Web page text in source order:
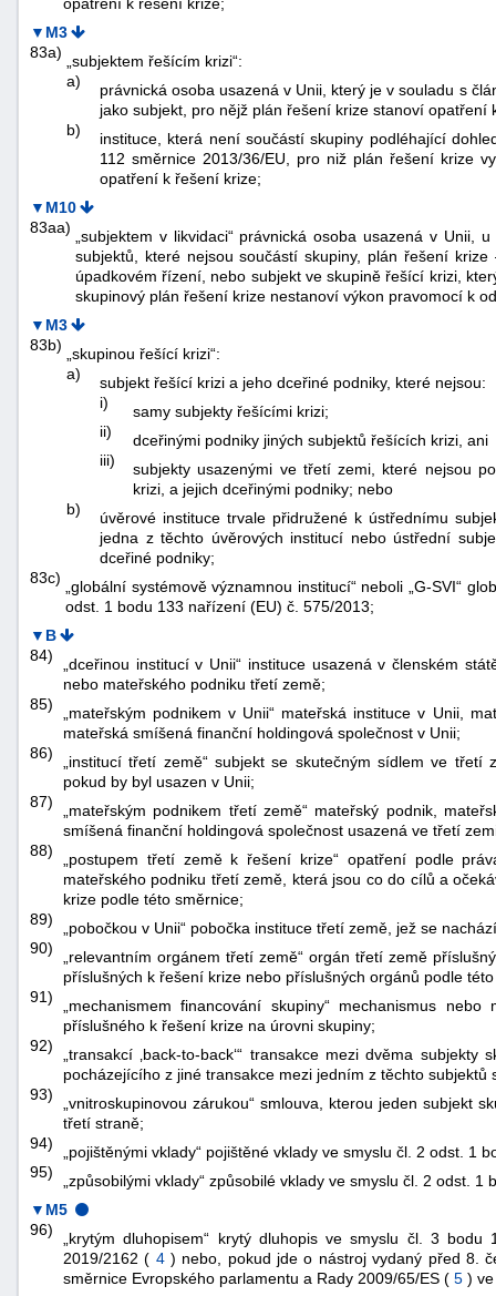
▼M3
83a)
„subjektem řešícím krizi“:
a)
právnická osoba usazená v Unii, který je v souladu s
jako subjekt, pro nějž plán řešení krize stanoví opatření
b)
instituce, která není součástí skupiny podléhající
112 směrnice 2013/36/EU, pro niž plán řešení krize
opatření k řešení krize;
▼M10
83aa)
„subjektem v likvidaci“ právnická osoba usazená v
subjektů, které nejsou součástí skupiny, plán řešení
úpadkovém řízení, nebo subjekt ve skupině řešící krizi,
skupinový plán řešení krize nestanoví výkon pravomocí k
▼M3
83b)
„skupinou řešící krizi“:
a)
subjekt řešící krizi a jeho dceřiné podniky, které nejsou:
i)
samy subjekty řešícími krizi;
ii)
dceřinými podniky jiných subjektů řešících krizi, ani
iii)
subjekty usazenými ve třetí zemi, které nejsou
krizi, a jejich dceřinými podniky; nebo
b)
úvěrové instituce trvale přidružené k ústřednímu
jedna z těchto úvěrových institucí nebo ústřední
dceřiné podniky;
83c)
„globální systémově významnou institucí“ neboli „G-SVI“
odst. 1 bodu 133 nařízení (EU) č. 575/2013;
▼B
84)
„dceřinou institucí v Unii“ instituce usazená v členském
nebo mateřského podniku třetí země;
85)
„mateřským podnikem v Unii“ mateřská instituce v Unii,
mateřská smíšená finanční holdingová společnost v Unii;
86)
„institucí třetí země“ subjekt se skutečným sídlem ve
pokud by byl usazen v Unii;
87)
„mateřským podnikem třetí země“ mateřský podnik,
smíšená finanční holdingová společnost usazená ve třetí
88)
„postupem třetí země k řešení krize“ opatření podle
mateřského podniku třetí země, která jsou co do cílů a
krize podle této směrnice;
89)
„pobočkou v Unii“ pobočka instituce třetí země, jež se
90)
„relevantním orgánem třetí země“ orgán třetí země
příslušných k řešení krize nebo příslušných orgánů podle
91)
„mechanismem financování skupiny“ mechanismus
příslušného k řešení krize na úrovni skupiny;
92)
„transakcí ‚back-to-back‘“ transakce mezi dvěma
pocházejícího z jiné transakce mezi jedním z těchto subjektů
93)
„vnitroskupinovou zárukou“ smlouva, kterou jeden subjekt
třetí straně;
94)
„pojištěnými vklady“ pojištěné vklady ve smyslu čl. 2 odst. 1
95)
„způsobilými vklady“ způsobilé vklady ve smyslu čl. 2 odst.
▼M5
96)
„krytým dluhopisem“ krytý dluhopis ve smyslu čl. 3
2019/2162 ( 4 ) nebo, pokud jde o nástroj vydaný před 8.
směrnice Evropského parlamentu a Rady 2009/65/ES ( 5 )